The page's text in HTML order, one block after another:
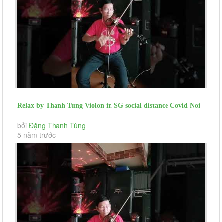
Relax by Thanh Tung Violon in SG social distance Covid Noi
Long Nguoi Di...
bởi Đặng Thanh Tùng
5 năm trước